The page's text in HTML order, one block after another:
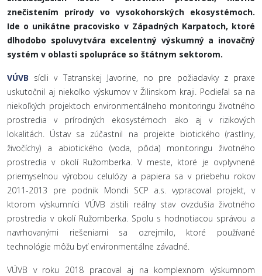
znečistením prírody vo vysokohorských ekosystémoch.
Ide o unikátne pracovisko v Západných Karpatoch, ktoré
dlhodobo spoluvytvára excelentný výskumný a inovačný
systém v oblasti spolupráce so štátnym sektorom.
VÚVB sídli v Tatranskej Javorine, no pre požiadavky z praxe
uskutočnil aj niekoľko výskumov v Žilinskom kraji. Podieľal sa na
niekoľkých projektoch environmentálneho monitoringu životného
prostredia v prírodných ekosystémoch ako aj v rizikových
lokalitách. Ústav sa zúčastnil na projekte biotického (rastliny,
živočíchy) a abiotického (voda, pôda) monitoringu životného
prostredia v okolí Ružomberka. V meste, ktoré je ovplyvnené
priemyselnou výrobou celulózy a papiera sa v priebehu rokov
2011-2013 pre podnik Mondi SCP a.s. vypracoval projekt, v
ktorom výskumníci VÚVB zistili reálny stav ovzdušia životného
prostredia v okolí Ružomberka. Spolu s hodnotiacou správou a
navrhovanými riešeniami sa ozrejmilo, ktoré používané
technológie môžu byť environmentálne závadné.
VÚVB v roku 2018 pracoval aj na komplexnom výskumnom